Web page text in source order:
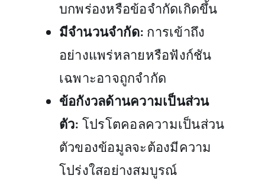
บกพร่องหรือข้อจำกัดเกิดขึ้น
มีจำนวนจำกัด: การเข้าถึง
อย่างแพร่หลายหรือฟังก์ชัน
เฉพาะอาจถูกจำกัด
ข้อกังวลด้านความเป็นส่วน
ตัว: โปรโตคอลความเป็นส่วน
ตัวของข้อมูลจะต้องมีความ
โปร่งใสอย่างสมบูรณ์